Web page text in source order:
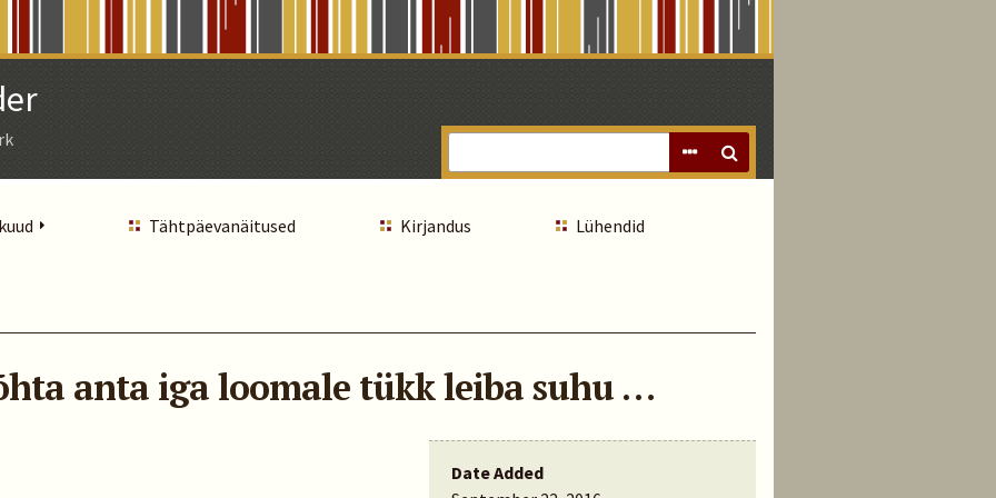
Tähtpäevanäitused Kirjandus Lühendid
anta iga loomale tükk leiba suhu …
Date Added